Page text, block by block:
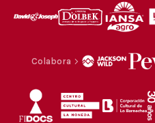
Colabora